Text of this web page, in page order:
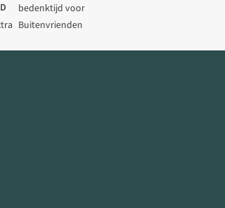
bedenktijd voor
Buitenvrienden